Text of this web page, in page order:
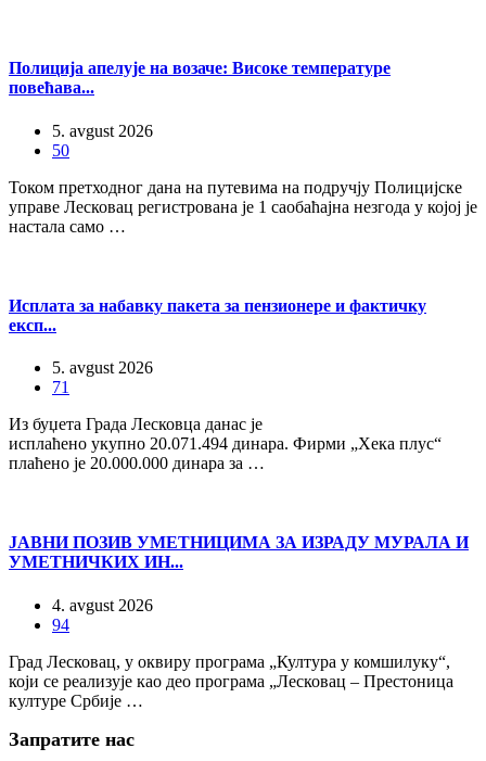
Полиција апелује на возаче: Високе температуре
повећава...
5. avgust 2026
50
Током претходног дана на путевима на подручју Полицијске
управе Лесковац регистрована је 1 саобаћајна незгода у којој је
настала само …
Исплата за набавку пакета за пензионере и фактичку
експ...
5. avgust 2026
71
Из буџета Града Лесковца данас је
исплаћено укупно 20.071.494 динара. Фирми „Хека плус“
плаћено је 20.000.000 динара за …
ЈАВНИ ПОЗИВ УМЕТНИЦИМА ЗА ИЗРАДУ МУРАЛА И
УМЕТНИЧКИХ ИН...
4. avgust 2026
94
Град Лесковац, у оквиру програма „Култура у комшилуку“,
који се реализује као део програма „Лесковац – Престоница
културе Србије …
Запратите нас